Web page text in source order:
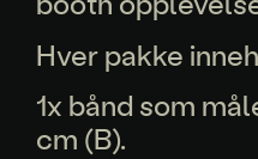
Hver pakke
1x bånd som
cm (B).